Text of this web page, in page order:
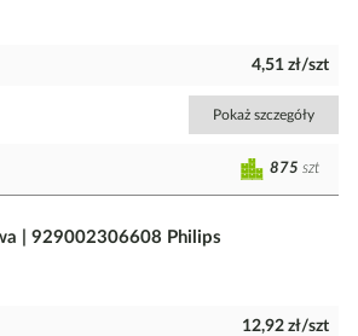
4,51 zł/szt
Pokaż szczegóły
875 szt
| 929002306608 Philips
12,92 zł/szt